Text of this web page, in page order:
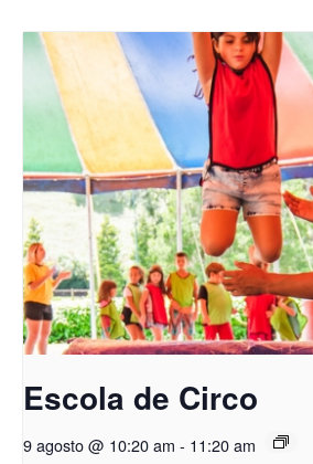
Escola de Circo
9 agosto @ 10:20 am - 11:20 am